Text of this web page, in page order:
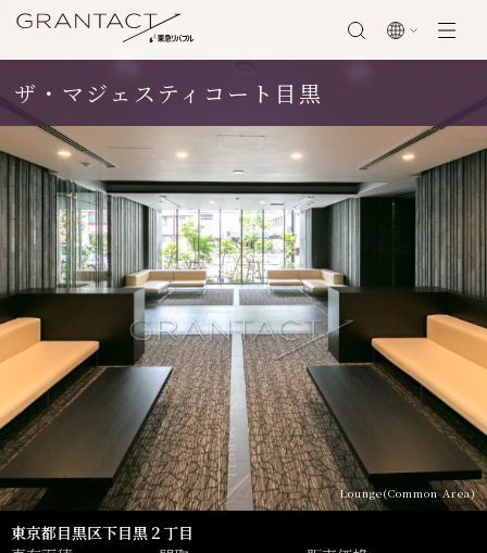
ザ・マジェスティコート目黒
Lounge(Common Area)
SCROLL
東京都目黒区下目黒２丁目